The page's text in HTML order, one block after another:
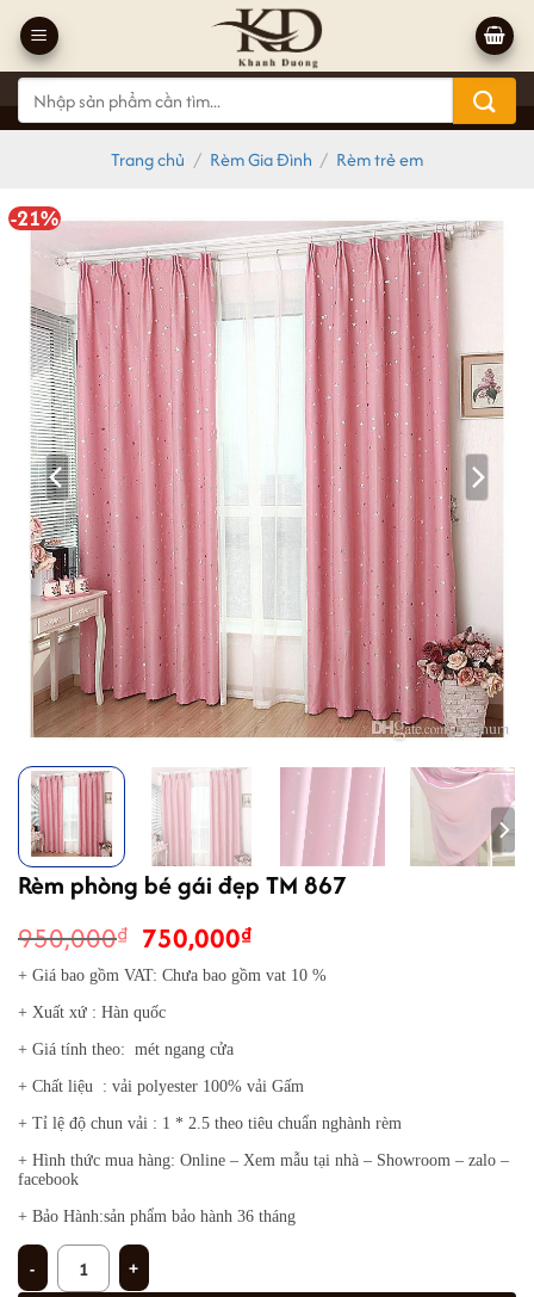
qua
nội
dung
Tìm
kiếm:
Trang chủ / Rèm Gia Đình / Rèm trẻ em
-21%
Rèm phòng bé gái đẹp TM 867
950,000₫ Giá
gốc
là:
950,000₫.
750,000₫Giá
hiện
+ Giá bao gồm VAT: Chưa bao gồm vat 10 %
+ Xuất xứ : Hàn quốc
+ Giá tính theo: mét ngang cửa
+ Chất liệu : vải polyester 100% vải Gấm
+ Tỉ lệ độ chun vải : 1 * 2.5 theo tiêu chuẩn nghành rèm
+ Hình thức mua hàng: Online – Xem mẫu tại nhà – Showroom – zalo –
facebook
+ Bảo Hành:sản phẩm bảo hành 36 tháng
Rèm phòng bé gái đẹp TM 867 số lượng